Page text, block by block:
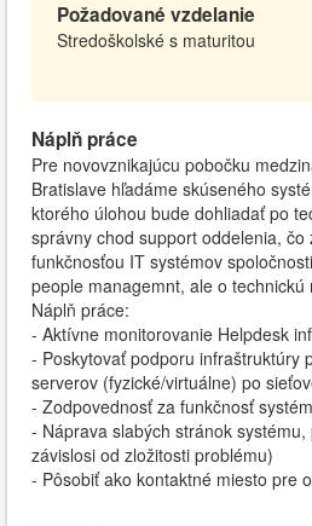
Požadované vzdelanie
Stredoškolské s maturitou
Náplň práce
Pre novovznikajúcu pobočku
Bratislave hľadáme skúseného
ktorého úlohou bude dohliadať po
správny chod support oddelenia,
funkčnosťou IT systémov
people managemnt, ale o technickú
Náplň práce:
- Aktívne monitorovanie Helpdesk
- Poskytovať podporu infraštruktúry
serverov (fyzické/virtuálne) po
- Zodpovednosť za funkčnosť
- Náprava slabých stránok
závislosi od zložitosti problému)
- Pôsobiť ako kontaktné miesto pre